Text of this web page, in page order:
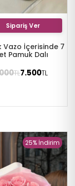
Sipariş Ver
Vazo İçerisinde 7
Pamuk Dalı
TL7.500TL
25% İndirim